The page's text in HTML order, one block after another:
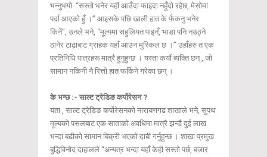
भन्नुभयो “सस्तो भनेर यहीं आउँदा फाइदा नहुँदो रहेछ, मेसोमा
पर्दा आएको हुँ ।” आइसके पछि खाली हात के र्फकनु भनेर
किनें”, उनले भने, “मूल्यमा सहुलियत पाइनँ, भाडा पनि नउठ्ने
ठानेर टाढाबाट ग्राहक यहाँ आउन मुस्किल छ ।” उहाँहरु त एक
प्रतिनिधि पात्रहरू मात्रै हुनुहुन्छ । यस्ता कयौं ब्यक्ति छन् , जो
सामान नकिनी नै रित्तो हात फर्किने गरेका छन् ।
के भन्छ :- साल्ट ट्रेडिङ कर्पोरेसन ?
यता , साल्ट ट्रेडिङ कर्पोरेसनको नारायणगढ शाखाले भने, सुपथ
मूल्यको पसलबाट एक साताको अवधिमा मात्रै झन्डै दुई लाख
भन्दा बढीको सामान बिक्री भएको दाबी गर्नुहुन्छ । शाखा प्रमुख
बुद्धिविनोद दाहालले “अन्यत्र भन्दा यहाँ केही सस्तो पर्छ, बजार